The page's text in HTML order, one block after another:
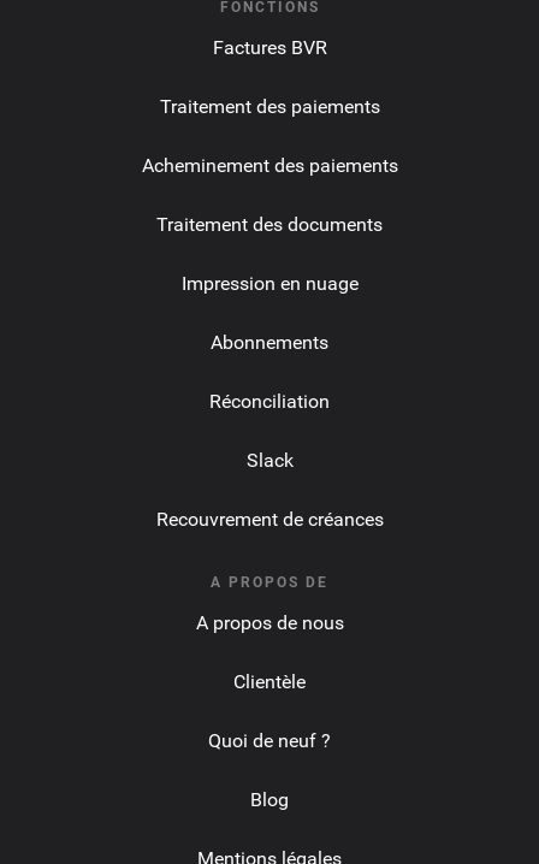
FONCTIONS
Factures BVR
Traitement des paiements
Acheminement des paiements
Traitement des documents
Impression en nuage
Abonnements
Réconciliation
Slack
Recouvrement de créances
A PROPOS DE
A propos de nous
Clientèle
Quoi de neuf ?
Blog
Mentions légales